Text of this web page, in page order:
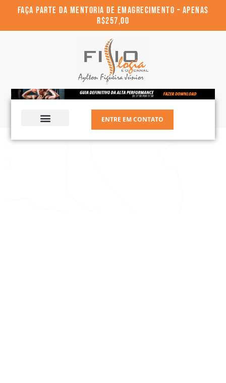
FAÇA PARTE DA MENTORIA DE EMAGRECIMENTO – APENAS
R$257,00
ENTRE EM CONTATO